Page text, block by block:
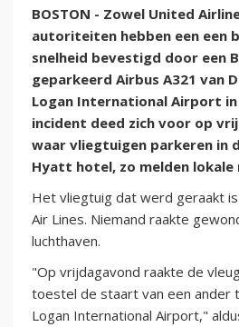
BOSTON - Zowel United
autoriteiten hebben een een
snelheid bevestigd door een
geparkeerd Airbus A321 van
Logan International Airport
incident deed zich voor op
waar vliegtuigen parkeren in
Hyatt hotel, zo melden lokale
Het vliegtuig dat werd geraakt
Air Lines. Niemand raakte
luchthaven.
"Op vrijdagavond raakte de
toestel de staart van een ander
Logan International Airport,"